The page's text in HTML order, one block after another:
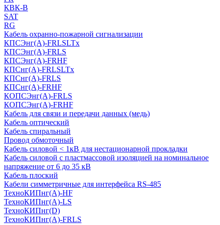
КВК-В
SAT
RG
Кабель охранно-пожарной сигнализации
КПСЭнг(А)-FRLSLTx
КПСЭнг(А)-FRLS
КПСЭнг(А)-FRHF
КПСнг(А)-FRLSLTx
КПСнг(А)-FRLS
КПСнг(А)-FRHF
КОПСЭнг(А)-FRLS
КОПСЭнг(А)-FRHF
Кабель для связи и передачи данных (медь)
Кабель оптический
Кабель спиральный
Провод обмоточный
Кабель силовой < 1кВ для нестационарной прокладки
Кабель силовой с пластмассовой изоляцией на номинальное
напряжение от 6 до 35 кВ
Кабель плоский
Кабели симметричные для интерфейса RS-485
ТеxноКИПнг(A)-HF
ТеxноКИПнг(A)-LS
ТеxноКИПнг(D)
ТехноКИПнг(A)-FRLS